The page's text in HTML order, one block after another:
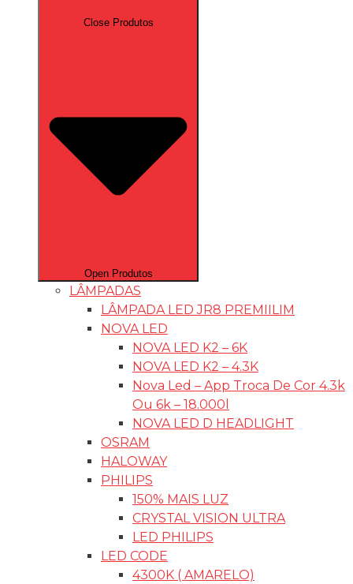
Close Produtos
Open Produtos
LÂMPADAS
LÂMPADA LED JR8 PREMIILIM
NOVA LED
NOVA LED K2 – 6K
NOVA LED K2 – 4.3K
Nova Led – App Troca De Cor 4.3k
Ou 6k – 18.000l
NOVA LED D HEADLIGHT
OSRAM
HALOWAY
PHILIPS
150% MAIS LUZ
CRYSTAL VISION ULTRA
LED PHILIPS
LED CODE
4300K ( AMARELO)